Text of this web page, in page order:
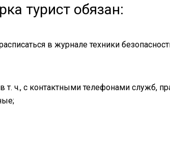
турист обязан:
в журнале техники
ч., с контактными телефонами служб,